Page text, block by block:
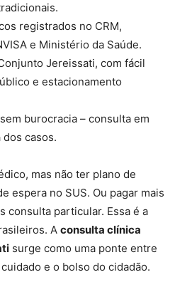
registrados no CRM,
e Ministério da Saúde.
Jereissati, com fácil
e estacionamento
burocracia – consulta em
casos.
mas não ter plano de
espera no SUS. Ou pagar mais
consulta particular. Essa é a
A consulta clínica
surge como uma ponte entre
e o bolso do cidadão.